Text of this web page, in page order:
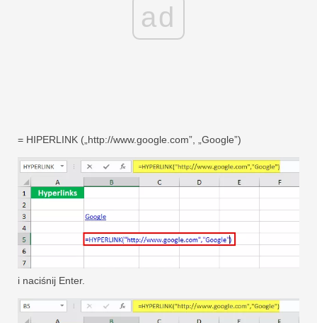
ad
= HIPERLINK („http://www.google.com”, „Google”)
i naciśnij Enter.